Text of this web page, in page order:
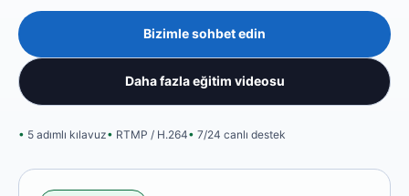
Bizimle sohbet edin
Daha fazla eğitim videosu
5 adımlı kılavuz RTMP / H.264 7/24 canlı destek